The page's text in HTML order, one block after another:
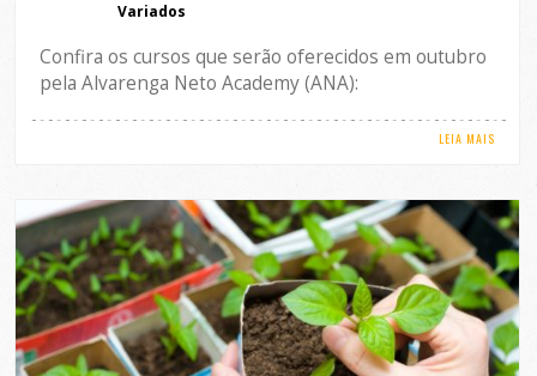
Variados
Confira os cursos que serão oferecidos em outubro
pela Alvarenga Neto Academy (ANA):
LEIA MAIS